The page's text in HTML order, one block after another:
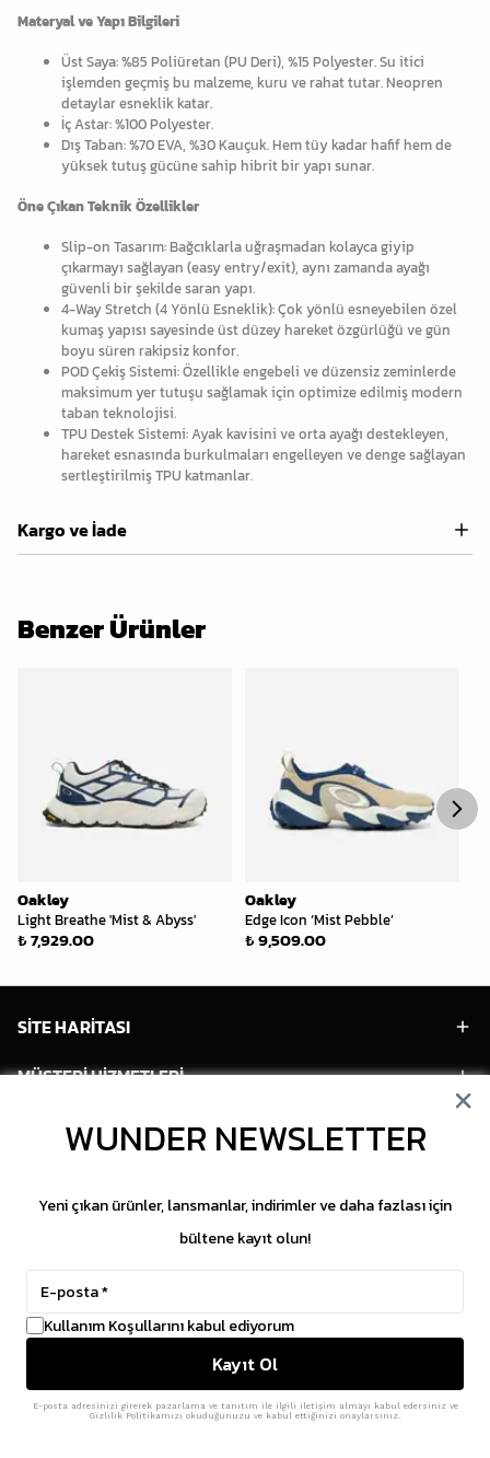
Materyal ve Yapı Bilgileri
Üst Saya: %85 Poliüretan (PU Deri), %15 Polyester. Su itici
işlemden geçmiş bu malzeme, kuru ve rahat tutar. Neopren
detaylar esneklik katar.
İç Astar: %100 Polyester.
Dış Taban: %70 EVA, %30 Kauçuk. Hem tüy kadar hafif hem de
yüksek tutuş gücüne sahip hibrit bir yapı sunar.
Öne Çıkan Teknik Özellikler
Slip-on Tasarım: Bağcıklarla uğraşmadan kolayca giyip
çıkarmayı sağlayan (easy entry/exit), aynı zamanda ayağı
güvenli bir şekilde saran yapı.
4-Way Stretch (4 Yönlü Esneklik): Çok yönlü esneyebilen özel
kumaş yapısı sayesinde üst düzey hareket özgürlüğü ve gün
boyu süren rakipsiz konfor.
POD Çekiş Sistemi: Özellikle engebeli ve düzensiz zeminlerde
maksimum yer tutuşu sağlamak için optimize edilmiş modern
taban teknolojisi.
TPU Destek Sistemi: Ayak kavisini ve orta ayağı destekleyen,
hareket esnasında burkulmaları engelleyen ve denge sağlayan
sertleştirilmiş TPU katmanlar.
Kargo ve İade
Benzer Ürünler
Oakley
Light Breathe 'Mist & Abyss'
₺ 7,929.00
Oakley
Edge Icon ‘Mist Pebble’
₺ 9,509.00
SİTE HARİTASI
MÜŞTERİ HİZMETLERİ
HESABIM
SOSYAL MEDYA
Copyright © 2026 WUNDER. İçeriklerin izinsiz
ikasE-Ticaret Altyapısıile Hazırlanmıştır.
WUNDER NEWSLETTER
Yeni çıkan ürünler, lansmanlar, indirimler ve daha fazlası için
bültene kayıt olun!
Kullanım Koşullarını kabul ediyorum
Kayıt Ol
E-posta adresinizi girerek pazarlama ve tanıtım ile ilgili iletişim almayı kabul edersiniz ve
Gizlilik Politikamızı okuduğunuzu ve kabul ettiğinizi onaylarsınız.